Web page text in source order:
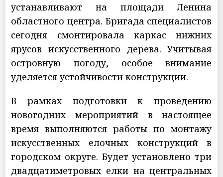
устанавливают на площади Ленина
областного центра. Бригада специалистов
сегодня смонтировала каркас нижних
ярусов искусственного дерева. Учитывая
островную погоду, особое внимание
уделяется устойчивости конструкции.
В рамках подготовки к проведению
новогодних мероприятий в настоящее
время выполняются работы по монтажу
искусственных елочных конструкций в
городском округе. Будет установлено три
двадцатиметровых елки на центральных